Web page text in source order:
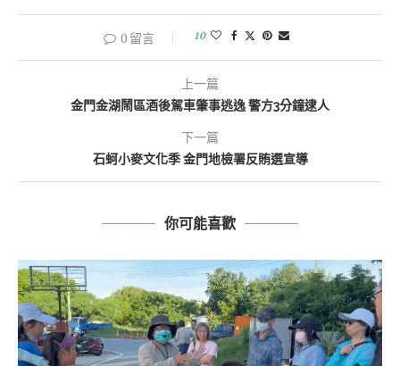
0 留言 10
上一篇
金門金湖鬧區酒後駕車肇事逃逸 警方3分鐘逮人
下一篇
石蚵小麥文化季 金門地檢署反賄選宣導
你可能喜歡